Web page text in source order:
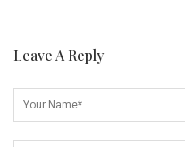
Leave A Reply